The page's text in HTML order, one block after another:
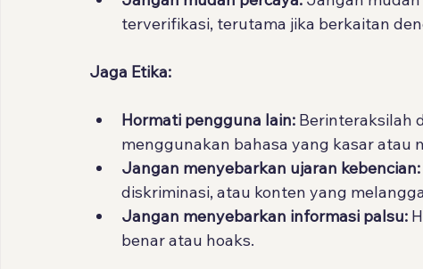
terverifikasi, terutama jika berkaitan
Jaga Etika:
Hormati pengguna lain: Berinteraksilah
menggunakan bahasa yang kasar atau
Jangan menyebarkan ujaran kebencian:
diskriminasi, atau konten yang
Jangan menyebarkan informasi palsu:
benar atau hoaks.